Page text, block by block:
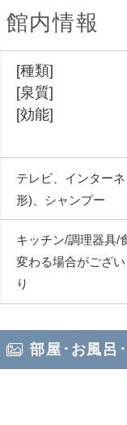
内情報
[種類]
[泉質]
[効能]
テレビ、インター
形)、シャンプー
キッチン/調理器具/
変わる場合がござ
り
部屋･お風呂